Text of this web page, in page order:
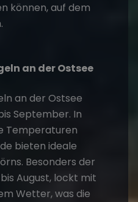
können, auf dem
an der Ostsee
an der Ostsee
September. In
Temperaturen
bieten ideale
Besonders der
August, lockt mit
Wetter, was die